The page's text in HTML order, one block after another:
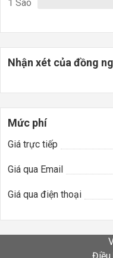
1 Sao
Nhận xét của đồng
Mức phí
Giá trực tiếp
Giá qua Email
Giá qua điện thoại